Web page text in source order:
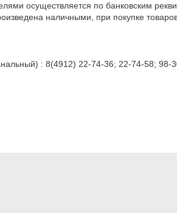
осуществляется по банковским
наличными, при покупке
: 8(4912) 22-74-36; 22-74-58; 98-